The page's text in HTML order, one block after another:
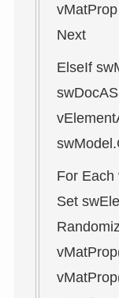
vMatProp
Next
ElseIf
For Each
Set